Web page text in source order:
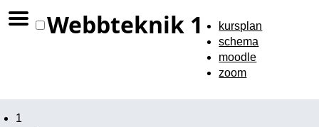
Webbteknik 1
kursplan
schema
moodle
zoom
1